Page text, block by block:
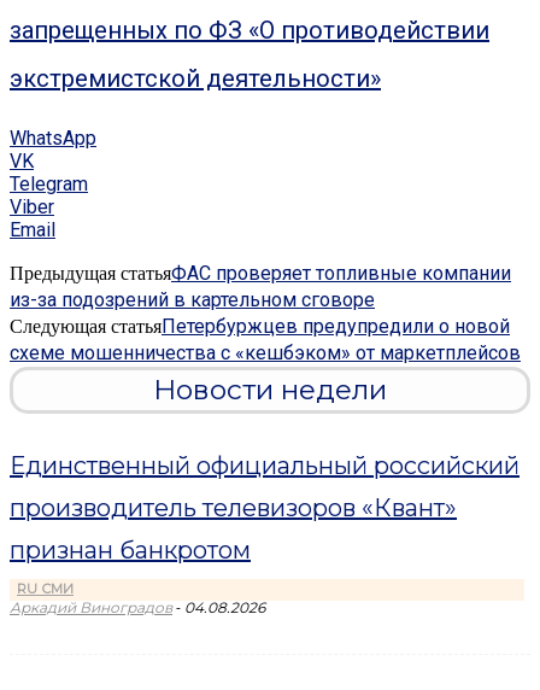
запрещенных по ФЗ «О противодействии
экстремистской деятельности»
WhatsApp
VK
Telegram
Viber
Email
Предыдущая статьяФАС проверяет топливные компании
из-за подозрений в картельном сговоре
Следующая статьяПетербуржцев предупредили о новой
схеме мошенничества с «кешбэком» от маркетплейсов
Новости недели
Единственный официальный российский
производитель телевизоров «Квант»
признан банкротом
RU СМИ
Аркадий Виноградов - 04.08.2026